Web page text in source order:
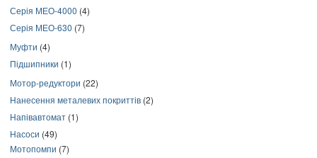
Серія МЕО-4000 (4)
Серія МЕО-630 (7)
Муфти (4)
Підшипники (1)
Мотор-редуктори (22)
Нанесення металевих покриттів (2)
Напівавтомат (1)
Насоси (49)
Мотопомпи (7)